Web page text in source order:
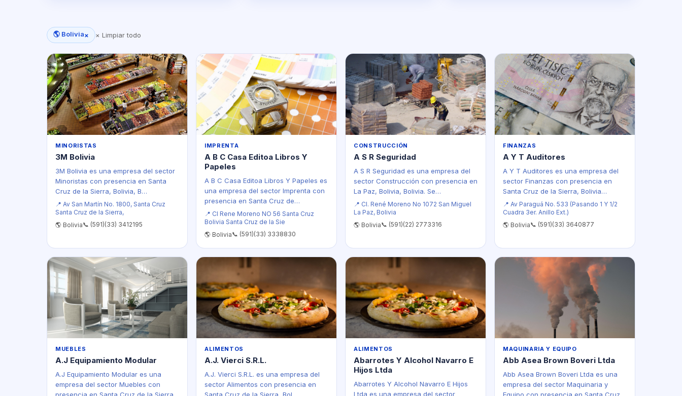
🌎 Bolivia× × Limpiar todo
MINORISTAS
3M Bolivia
3M Bolivia es una empresa del sector
Minoristas con presencia en Santa
Cruz de la Sierra, Bolivia, B…
📍 Av San Martín No. 1800, Santa Cruz
Santa Cruz de la Sierra,
🌎 Bolivia📞 (591)(33) 3412195
IMPRENTA
A B C Casa Editoa Libros Y
Papeles
A B C Casa Editoa Libros Y Papeles es
una empresa del sector Imprenta con
presencia en Santa Cruz de…
📍 Cl Rene Moreno NO 56 Santa Cruz
Bolivia Santa Cruz de la Sie
🌎 Bolivia📞 (591)(33) 3338830
CONSTRUCCIÓN
A S R Seguridad
A S R Seguridad es una empresa del
sector Construcción con presencia en
La Paz, Bolivia, Bolivia. Se…
📍 Cl. René Moreno No 1072 San Miguel
La Paz, Bolivia
🌎 Bolivia📞 (591)(22) 2773316
FINANZAS
A Y T Auditores
A Y T Auditores es una empresa del
sector Finanzas con presencia en
Santa Cruz de la Sierra, Bolivia…
📍 Av Paraguá No. 533 (Pasando 1 Y 1/2
Cuadra 3er. Anillo Ext.)
🌎 Bolivia📞 (591)(33) 3640877
MUEBLES
A.J Equipamiento Modular
A.J Equipamiento Modular es una
empresa del sector Muebles con
ALIMENTOS
A.J. Vierci S.R.L.
A.J. Vierci S.R.L. es una empresa del
sector Alimentos con presencia en
ALIMENTOS
Abarrotes Y Alcohol Navarro E
Hijos Ltda
Abarrotes Y Alcohol Navarro E Hijos
Ltda es una empresa del sector
MAQUINARIA Y EQUIPO
Abb Asea Brown Boveri Ltda
Abb Asea Brown Boveri Ltda es una
empresa del sector Maquinaria y